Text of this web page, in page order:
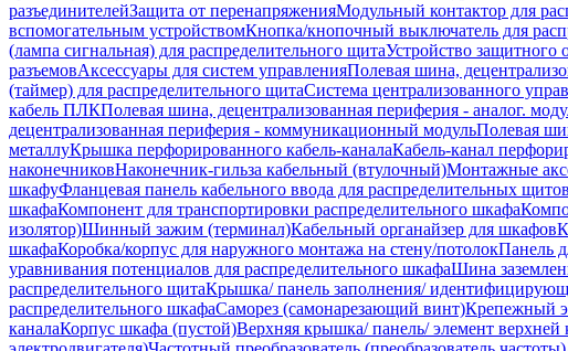
разъединителейЗащита от перенапряженияМодульный контактор для
вспомогательным устройствомКнопка/кнопочный выключатель для
(лампа сигнальная) для распределительного щитаУстройство
разъемовАксессуары для систем управленияПолевая шина,
(таймер) для распределительного щитаСистема централизованного
кабель ПЛКПолевая шина, децентрализованная периферия - аналог.
децентрализованная периферия - коммуникационный модульПолевая
металлуКрышка перфорированного кабель-каналаКабель-канал
наконечниковНаконечник-гильза кабельный (втулочный)Монтажные
шкафуФланцевая панель кабельного ввода для распределительных
шкафаКомпонент для транспортировки распределительного шкафа
изолятор)Шинный зажим (терминал)Кабельный органайзер для шкафов
шкафаКоробка/корпус для наружного монтажа на стену/потолокПанель
уравнивания потенциалов для распределительного шкафаШина
распределительного щитаКрышка/ панель заполнения/
распределительного шкафаСаморез (самонарезающий винт)Крепежный
каналаКорпус шкафа (пустой)Верхняя крышка/ панель/ элемент